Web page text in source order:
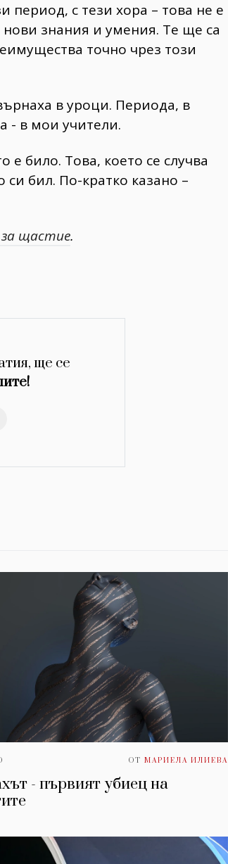
с тези хора – това не е
нови знания и умения. Те ще са
точно чрез този
в уроци. Периода, в
- в мои учители.
е било. Това, което се случва
си бил. По-кратко казано –
щастие.
ще се
ОТ МАРИЕЛА ИЛИЕВА
- първият убиец на